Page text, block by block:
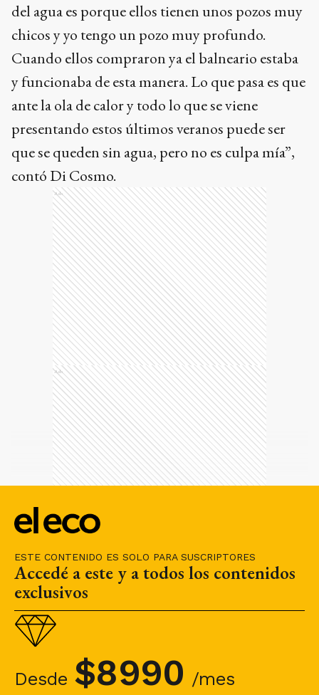
ESTE CONTENIDO ES SOLO PARA SUSCRIPTORES
Accedé a este y a todos los contenidos
exclusivos
Desde $8990 /mes
del agua es porque ellos tienen unos pozos muy
chicos y yo tengo un pozo muy profundo.
Cuando ellos compraron ya el balneario estaba
y funcionaba de esta manera. Lo que pasa es que
ante la ola de calor y todo lo que se viene
presentando estos últimos veranos puede ser
que se queden sin agua, pero no es culpa mía”,
contó Di Cosmo.
Ads
Ads